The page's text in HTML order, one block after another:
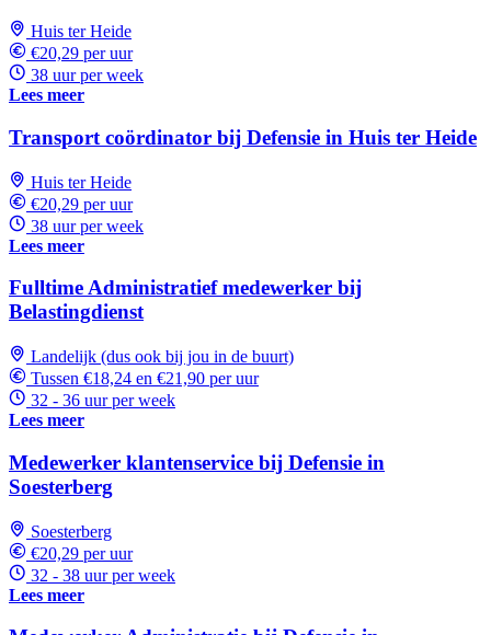
Huis ter Heide
€20,29 per uur
38 uur per week
Lees meer
Transport coördinator bij Defensie in Huis ter Heide
Huis ter Heide
€20,29 per uur
38 uur per week
Lees meer
Fulltime Administratief medewerker bij
Belastingdienst
Landelijk (dus ook bij jou in de buurt)
Tussen €18,24 en €21,90 per uur
32 - 36 uur per week
Lees meer
Medewerker klantenservice bij Defensie in
Soesterberg
Soesterberg
€20,29 per uur
32 - 38 uur per week
Lees meer